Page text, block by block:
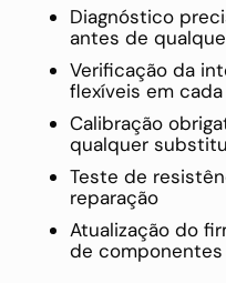
Diagnóstico
antes de
Verificação da
flexíveis em
Calibração
qualquer
Teste de
reparação
Atualização do
de